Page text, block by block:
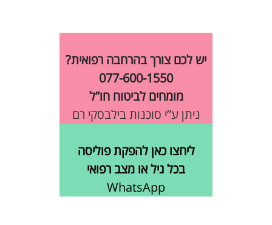
יש לכם צורך בהרחבה רפואית?
077-600-1550
מומחים לביטוח חו”ל
ניתן ע”י סוכנות בילבסקי רם
ליחצו כאן להפקת פוליסה
בכל גיל או מצב רפואי
WhatsApp